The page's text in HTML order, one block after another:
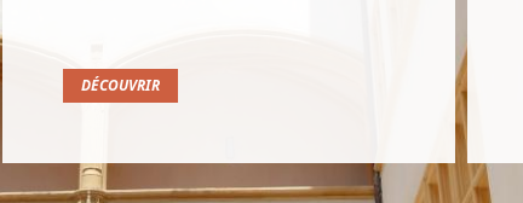
DÉCOUVRIR